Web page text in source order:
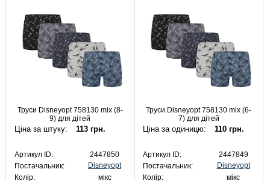
Труси Disneyopt 758130 mix (8-
9) для дітей
Ціна за штуку: 113 грн.
Артикул ID:
2447850
Постачальник:
Disneyopt
Колір:
мікс
Труси Disneyopt 758130 mix (6-
7) для дітей
Ціна за одиницю: 110 грн.
Артикул ID:
2447849
Постачальник:
Disneyopt
Колір:
мікс